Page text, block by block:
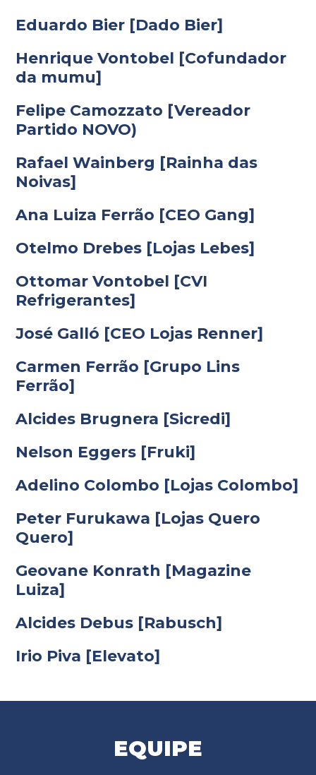
Eduardo Bier [Dado Bier]
Henrique Vontobel [Cofundador
da mumu]
Felipe Camozzato [Vereador
Partido NOVO)
Rafael Wainberg [Rainha das
Noivas]
Ana Luiza Ferrão [CEO Gang]
Otelmo Drebes [Lojas Lebes]
Ottomar Vontobel [CVI
Refrigerantes]
José Galló [CEO Lojas Renner]
Carmen Ferrão [Grupo Lins
Ferrão]
Alcides Brugnera [Sicredi]
Nelson Eggers [Fruki]
Adelino Colombo [Lojas Colombo]
Peter Furukawa [Lojas Quero
Quero]
Geovane Konrath [Magazine
Luiza]
Alcides Debus [Rabusch]
Irio Piva [Elevato]
EQUIPE